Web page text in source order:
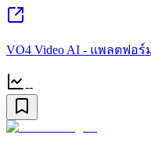
VO4 Video AI - แพลตฟอ
--